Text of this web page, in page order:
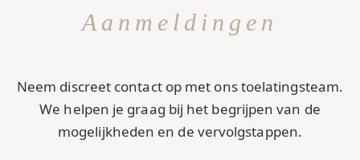
Aanmeldingen
Neem discreet contact op met ons toelatingsteam.
We helpen je graag bij het begrijpen van de
mogelijkheden en de vervolgstappen.